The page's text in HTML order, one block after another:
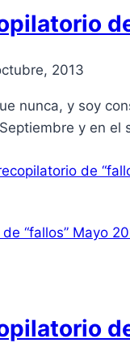
2013
nunca, y soy
y en el
de